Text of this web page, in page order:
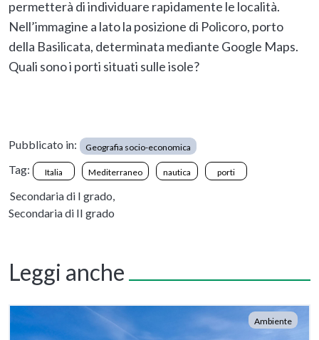
permetterà di individuare rapidamente le località.
Nell’immagine a lato la posizione di Policoro, porto
della Basilicata, determinata mediante Google Maps.
Quali sono i porti situati sulle isole?
Pubblicato in: Geografia socio-economica
Tag: Italia Mediterraneo nautica porti
Secondaria di I grado,
Secondaria di II grado
Leggi anche
Ambiente